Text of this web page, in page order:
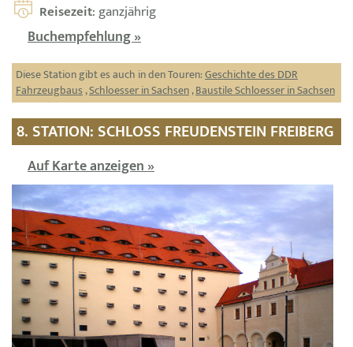
Reisezeit: ganzjährig
Buchempfehlung »
Diese Station gibt es auch in den Touren:Geschichte des DDR
Fahrzeugbaus,Schloesser in Sachsen,Baustile Schloesser in Sachsen
8. STATION: SCHLOSS FREUDENSTEIN FREIBERG
Auf Karte anzeigen »